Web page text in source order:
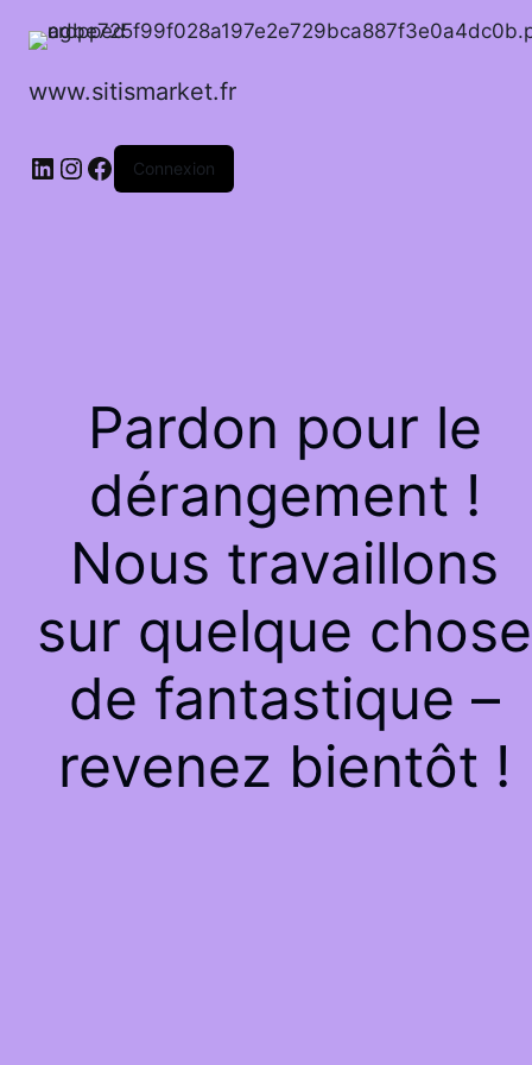
www.sitismarket.fr
LinkedIn
Instagram
Facebook
Connexion
Pardon pour le
dérangement !
Nous travaillons
sur quelque chose
de fantastique –
revenez bientôt !